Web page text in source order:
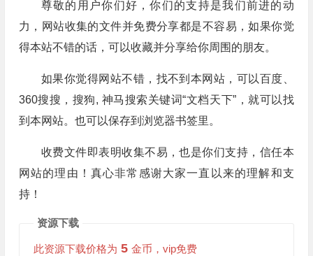
尊敬的用户你们好，你们的支持是我们前进的动
力，网站收集的文件并免费分享都是不容易，如果你觉
得本站不错的话，可以收藏并分享给你周围的朋友。
如果你觉得网站不错，找不到本网站，可以百度、
360搜搜，搜狗, 神马搜索关键词“文档天下”，就可以找
到本网站。也可以保存到浏览器书签里。
收费文件即表明收集不易，也是你们支持，信任本
网站的理由！真心非常感谢大家一直以来的理解和支
持！
资源下载
此资源下载价格为 5 金币，vip免费